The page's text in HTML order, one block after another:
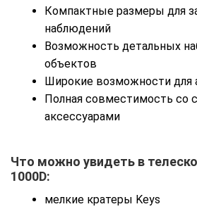
Компактные размеры для
наблюдений
Возможность детальных
объектов
Широкие возможности для
Полная совместимость со
аксессуарами
Что можно увидеть в
1000D:
мелкие кратеры Keys